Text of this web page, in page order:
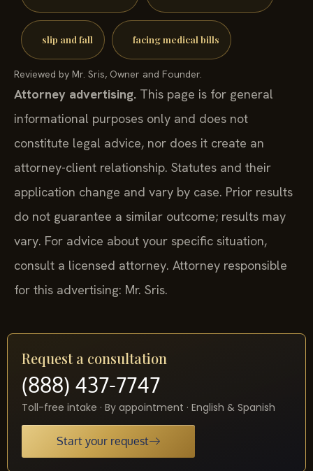
slip and fall facing medical bills
Reviewed by Mr. Sris, Owner and Founder.
Attorney advertising. This page is for general
informational purposes only and does not
constitute legal advice, nor does it create an
attorney-client relationship. Statutes and their
application change and vary by case. Prior results
do not guarantee a similar outcome; results may
vary. For advice about your specific situation,
consult a licensed attorney. Attorney responsible
for this advertising: Mr. Sris.
Request a consultation
(888) 437-7747
Toll-free intake · By appointment · English & Spanish
Start your request